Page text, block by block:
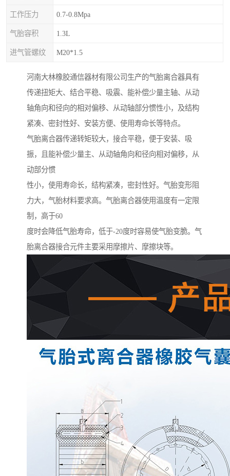
工作压力 0.7-0.8Mpa
气胎容积 1.3L
进气管螺纹 M20*1.5
河南大林橡胶通信器材有限公司生产的气胎离合器具有
传递扭矩大、结合平稳、吸震、能补偿少量主轴、从动
轴角向和径向的相对偏移、从动轴部分惯性小，及结构
紧凑、密封性好、安装方便、使用寿命长等特点。
气胎离合器传递转矩较大，接合平稳，便于安装、吸
振，且能补偿少量主、从动轴角向和径向相对偏移，从
动部分惯
性小，使用寿命长，结构紧凑，密封性好。气胎变形阻
力大，气胎材料要求高。气胎离合器使用温度有一定限
制，高于60
度时会降低气胎寿命，低于-20度时容易使气胎变脆。气
胎离合器接合元件主要采用摩擦片、摩擦块等。